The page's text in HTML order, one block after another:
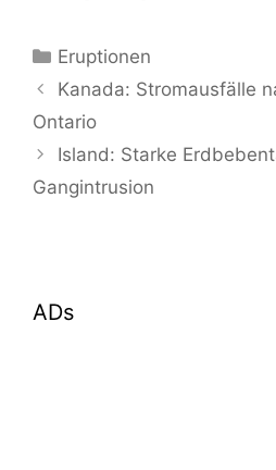
Kategorien
Eruptionen
Kanada: Stromausfälle
Ontario
Island: Starke
Gangintrusion
ADs